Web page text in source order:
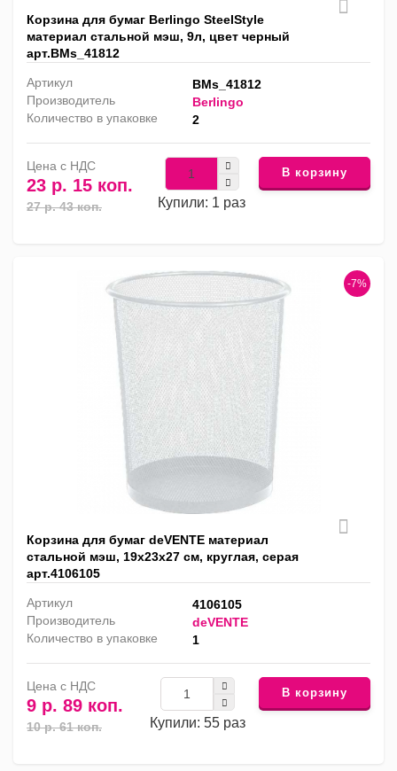
Корзина для бумаг Berlingo SteelStyle
материал стальной мэш, 9л, цвет черный
арт.BMs_41812
Артикул
BMs_41812
Производитель
Berlingo
Количество в упаковке
2
Цена с НДС
23 р. 15 коп.
27 р. 43 коп. Купили: 1 раз
В корзину
-7%
Корзина для бумаг deVENTE материал
стальной мэш, 19x23x27 см, круглая, серая
арт.4106105
Артикул
4106105
Производитель
deVENTE
Количество в упаковке
1
Цена с НДС
9 р. 89 коп.
10 р. 61 коп. Купили: 55 раз
В корзину